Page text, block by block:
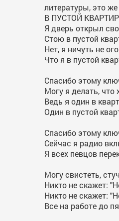
литературы, это
В ПУСТОЙ
Я дверь открыл
Стою в пустой
Нет, я ничуть не
Что я в пустой
Спасибо этому
Могу я делать, что
Ведь я один в
Один в пустой
Спасибо этому
Сейчас я радио
Я всех певцов
Могу свистеть,
Никто не скажет:
Никто не скажет:
Все на работе до